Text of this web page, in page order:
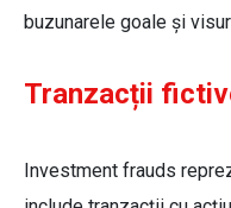
buzunarele goale și
Tranzacții
Investment frauds